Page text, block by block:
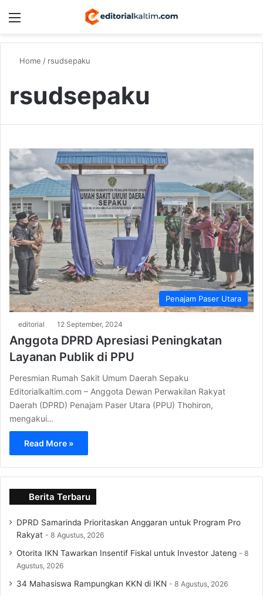
Home / rsudsepaku
rsudsepaku
Penajam Paser Utara
editorial 12 September, 2024
Anggota DPRD Apresiasi Peningkatan
Layanan Publik di PPU
Peresmian Rumah Sakit Umum Daerah Sepaku
Editorialkaltim.com – Anggota Dewan Perwakilan Rakyat
Daerah (DPRD) Penajam Paser Utara (PPU) Thohiron,
mengakui…
Read More »
Berita Terbaru
DPRD Samarinda Prioritaskan Anggaran untuk Program Pro
Rakyat
8 Agustus, 2026
Otorita IKN Tawarkan Insentif Fiskal untuk Investor Jateng
8
Agustus, 2026
34 Mahasiswa Rampungkan KKN di IKN 8 Agustus, 2026